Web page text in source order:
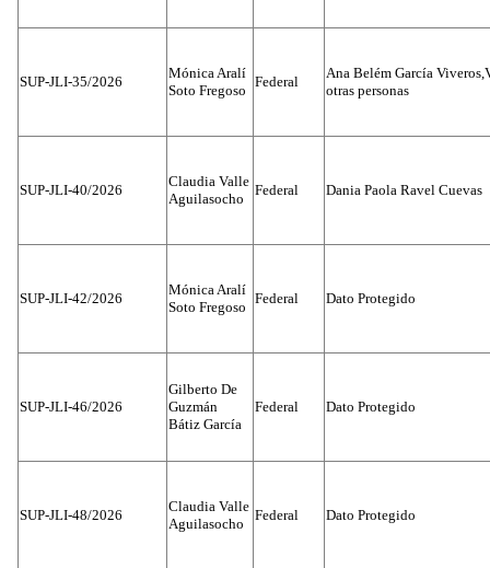
SUP-JLI-35/2026
Mónica Aralí
Soto Fregoso
Federal
Ana Belém García
otras personas
SUP-JLI-40/2026
Claudia Valle
Aguilasocho
Federal Dania Paola Ravel Cuevas
SUP-JLI-42/2026
Mónica Aralí
Soto Fregoso
Federal Dato Protegido
SUP-JLI-46/2026
Gilberto De
Guzmán
Bátiz García
Federal Dato Protegido
SUP-JLI-48/2026
Claudia Valle
Aguilasocho
Federal Dato Protegido